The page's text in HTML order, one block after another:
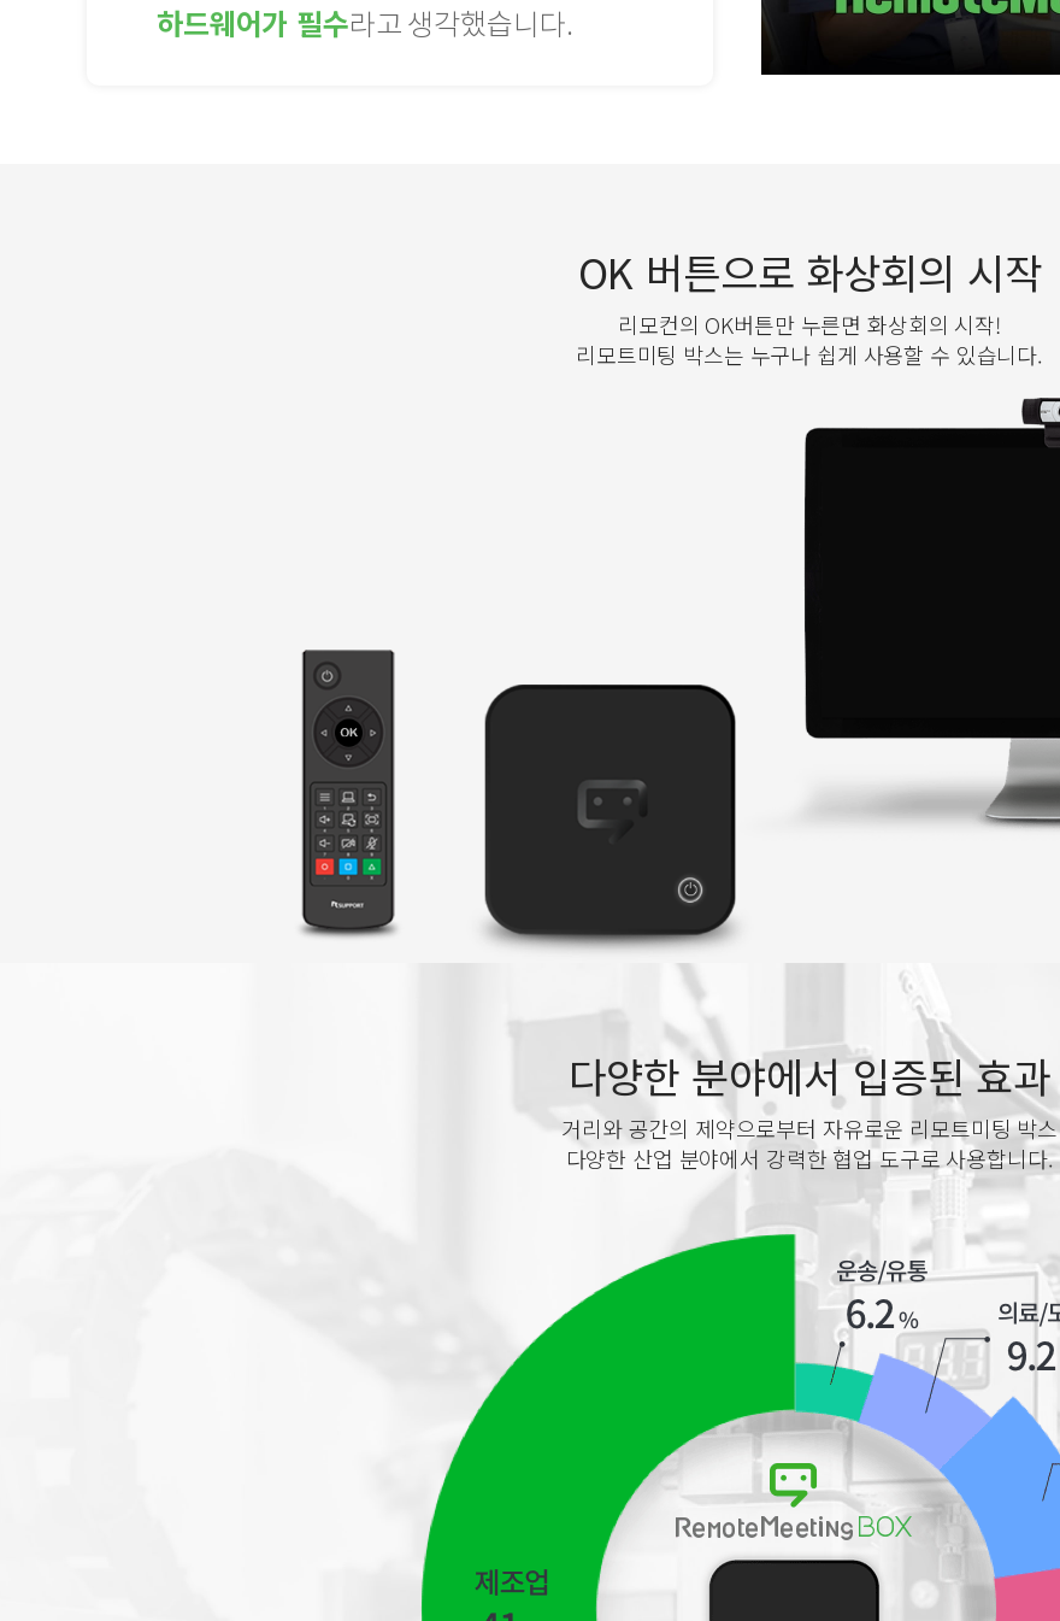
하드웨어가 필수라고 생각했습니다.
OK 버튼으로 화상회의 시작
리모컨의 OK버튼만 누른면 화상회의 시작!
리모트미팅 박스는 누구나 쉽게 사용할 수 있습니다.
다양한 분야에서 입증된 효과
거리와 공간의 제약으로부터 자유로운 리모트미팅 박스
다양한 산업 분야에서 강력한 협업 도구로 사용합니다.